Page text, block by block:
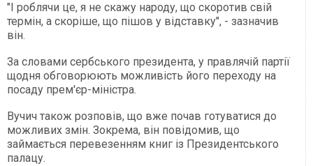
"І роблячи це, я не скажу народу, що скоротив свій
термін, а скоріше, що пішов у відставку", - зазначив
він.
За словами сербського президента, у правлячій партії
щодня обговорюють можливість його переходу на
посаду прем'єр-міністра.
Вучич також розповів, що вже почав готуватися до
можливих змін. Зокрема, він повідомив, що
займається перевезенням книг із Президентського
палацу.